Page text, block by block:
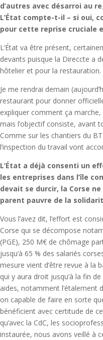
d’autres avec désarroi au
L’État compte-t-il – si oui,
pour cette reprise cruciale
L’État va être présent,
devants puisque la Direccte a
hôtelier et pour la restauration.
Je me rendrai demain
restaurant pour donner
expliquer comment ça
mais l’objectif consiste, avant
Comme sur les chantiers du
l’inspection du travail vont
L’État a déjà consenti un
les entreprises dans l’île
devait se durcir, la Corse
parent pauvre de la
Vous l’avez dit, l’effort est
Corse qui se décompose
(PGE), 250 M€ de chômage
jusqu’à 65 % des salariés
mesure vient d’être revue à la
qui y aura droit jusqu’à la fin
aides, notamment l’étalement
on capable de faire en sorte
bénéficient avec certitude de
qu’avec la CdC, les
instaurée, nous avons veillé à